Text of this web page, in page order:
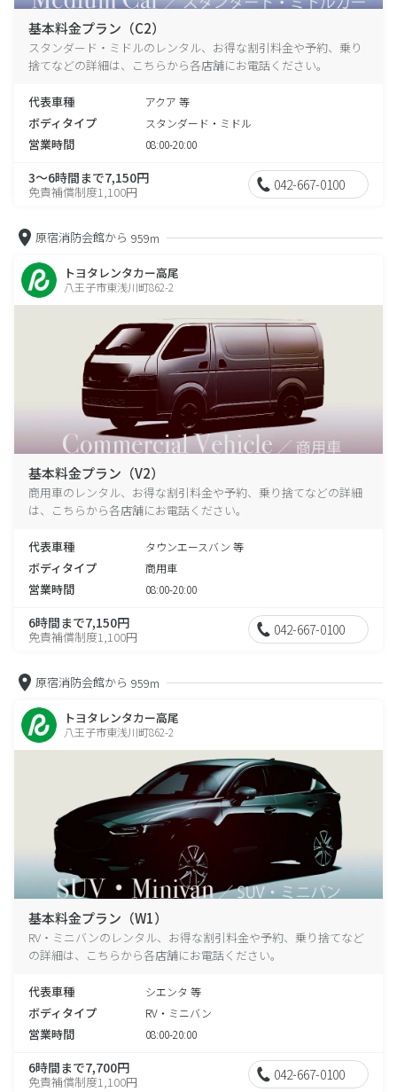
基本料金プラン（C2）
スタンダード・ミドルのレンタル、お得な割引料金や予約、乗り
捨てなどの詳細は、こちらから各店舗にお電話ください。
代表車種 アクア 等
ボディタイプ スタンダード・ミドル
営業時間 08:00-20:00
3～6時間まで7,150円
免責補償制度1,100円 042-667-0100
原宿消防会館から 959m
トヨタレンタカー高尾
八王子市東浅川町862-2
基本料金プラン（V2）
商用車のレンタル、お得な割引料金や予約、乗り捨てなどの詳細
は、こちらから各店舗にお電話ください。
代表車種 タウンエースバン 等
ボディタイプ 商用車
営業時間 08:00-20:00
6時間まで7,150円
免責補償制度1,100円 042-667-0100
原宿消防会館から 959m
トヨタレンタカー高尾
八王子市東浅川町862-2
基本料金プラン（W1）
RV・ミニバンのレンタル、お得な割引料金や予約、乗り捨てなど
の詳細は、こちらから各店舗にお電話ください。
代表車種 シエンタ 等
ボディタイプ RV・ミニバン
営業時間 08:00-20:00
6時間まで7,700円
免責補償制度1,100円 042-667-0100